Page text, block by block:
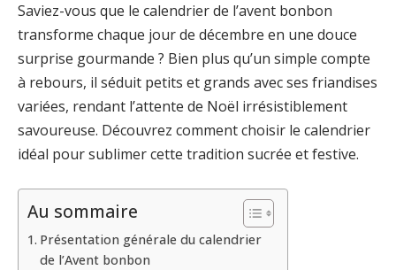
Saviez-vous que le calendrier de l’avent bonbon
transforme chaque jour de décembre en une douce
surprise gourmande ? Bien plus qu’un simple compte
à rebours, il séduit petits et grands avec ses friandises
variées, rendant l’attente de Noël irrésistiblement
savoureuse. Découvrez comment choisir le calendrier
idéal pour sublimer cette tradition sucrée et festive.
Au sommaire
Présentation générale du calendrier
de l’Avent bonbon